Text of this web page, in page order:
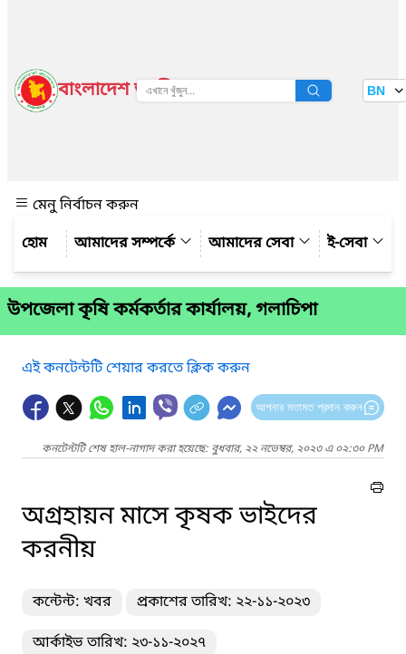
বাংলাদেশ জাতীয় তথ্য বাতায়ন BN
মেনু নির্বাচন করুন
আমাদের সম্পর্কে
আমাদের সেবা ই-সেবা
উপজেলা কৃষি কর্মকর্তার কার্যালয়, গলাচিপা
এই কনটেন্টটি শেয়ার করতে ক্লিক করুন
আপনার মতামত প্রদান করুন
কনটেন্টটি শেষ হাল-নাগাদ করা হয়েছে: বুধবার, ২২ নভেম্বর, ২০২৩ এ ০২:৩০ PM
অগ্রহায়ন মাসে কৃষক ভাইদের
করনীয়
কন্টেন্ট: খবর প্রকাশের তারিখ: ২২-১১-২০২৩
আর্কাইভ তারিখ: ২৩-১১-২০২৭